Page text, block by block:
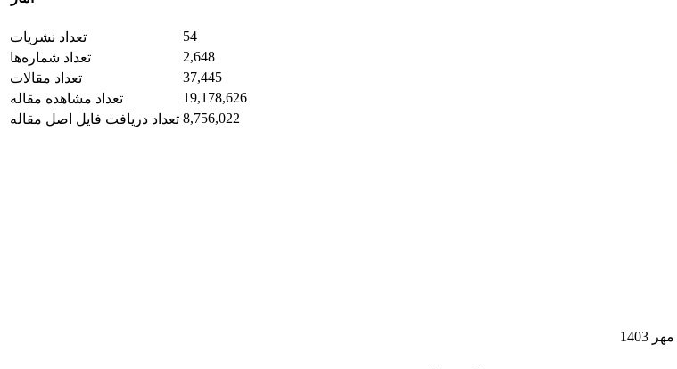
تعداد نشریات
54
تعداد شماره‌ها
2,648
تعداد مقالات
37,445
تعداد مشاهده مقاله
19,178,626
تعداد دریافت فایل اصل مقاله 8,756,022